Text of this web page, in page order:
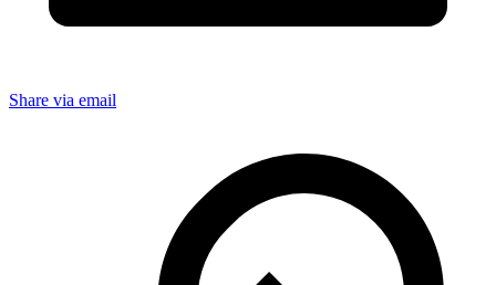
Share via email